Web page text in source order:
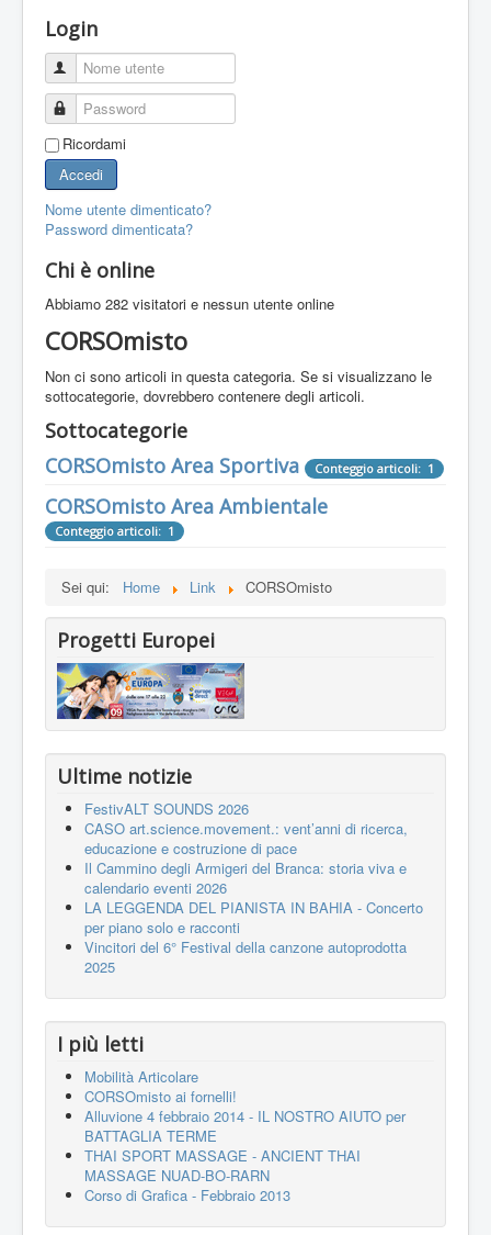
Login
Nome utente
Password
Ricordami
Accedi
Nome utente dimenticato?
Password dimenticata?
Chi è online
Abbiamo 282 visitatori e nessun utente online
CORSOmisto
Non ci sono articoli in questa categoria. Se si visualizzano le
sottocategorie, dovrebbero contenere degli articoli.
Sottocategorie
CORSOmisto Area Sportiva
Conteggio articoli: 1
CORSOmisto Area Ambientale
Conteggio articoli: 1
Sei qui: Home Link CORSOmisto
Progetti Europei
Ultime notizie
FestivALT SOUNDS 2026
CASO art.science.movement.: vent’anni di ricerca,
educazione e costruzione di pace
Il Cammino degli Armigeri del Branca: storia viva e
calendario eventi 2026
LA LEGGENDA DEL PIANISTA IN BAHIA - Concerto
per piano solo e racconti
Vincitori del 6° Festival della canzone autoprodotta
2025
I più letti
Mobilità Articolare
CORSOmisto ai fornelli!
Alluvione 4 febbraio 2014 - IL NOSTRO AIUTO per
BATTAGLIA TERME
THAI SPORT MASSAGE - ANCIENT THAI
MASSAGE NUAD-BO-RARN
Corso di Grafica - Febbraio 2013